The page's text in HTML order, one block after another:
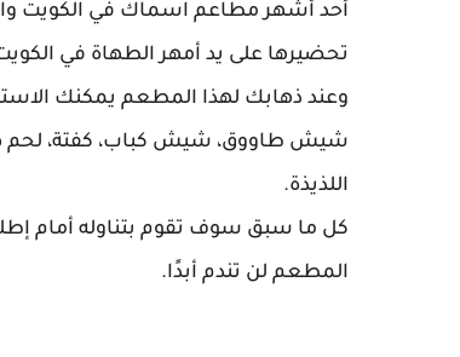
أحد أشهر مطاعم اسماك في الكويت
تحضيرها على يد أمهر الطهاة في
وعند ذهابك لهذا المطعم يمكنك
شيش طاووق، شيش كباب، كفتة، لحم
اللذيذة.
كل ما سبق سوف تقوم بتناوله أمام
المطعم لن تندم أبدًا.